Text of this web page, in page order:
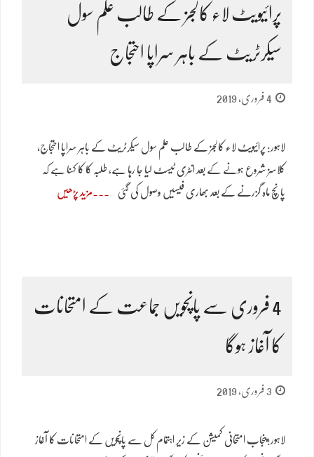
پرائیویٹ لاء کالجز کے طالب علم سول
سیکرٹریٹ کے باہر سراپا احتجاج
4 فروری, 2019
لاہور: پرائیویٹ لاء کالجز کے طالب علم سول سیکرٹریٹ کے باہر سراپا احتجاج،
کلاسز شروع ہونے کے بعد انٹری ٹیسٹ لیا جا رہا ہے، طلبہ کا کا کہنا ہے کہ
پانچ ماہ گزرنے کے بعد بھاری فیسیں وصول کی گئی مزید پڑھیں
4 فروری سے پانچویں جماعت کے امتحانات
کا آغاز ہوگا
3 فروری, 2019
لاہور:پنجاب امتحانی کمیشن کے زیر اہتمام کل سے پانچویں کے امتحانات کا آغاز